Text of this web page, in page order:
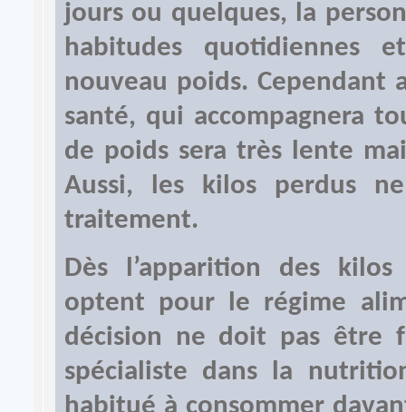
jours ou quelques, la
habitudes quotidiennes
nouveau poids. Cependant
santé, qui accompagnera
de poids sera très lente
Aussi, les kilos perdus
traitement.
Dès l’apparition des
optent pour le régime
décision ne doit pas être
spécialiste dans la